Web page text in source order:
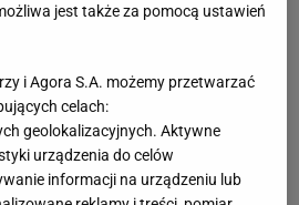
jest także za pomocą ustawień
i Agora S.A. możemy przetwarzać
celach:
geolokalizacyjnych. Aktywne
urządzenia do celów
informacji na urządzeniu lub